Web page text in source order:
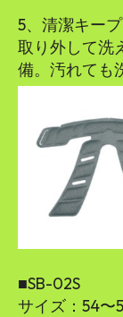
5、清潔キープ
取り外して洗
備。汚れても
■SB-02S
サイズ：54〜